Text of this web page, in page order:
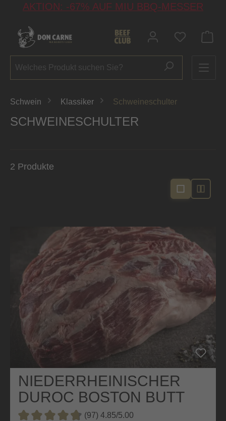
springen
AKTION: -67% AUF MIU BBQ-MESSER
Du hast 0
Schwein Klassiker Schweineschulter
SCHWEINESCHULTER
2 Produkte
NIEDERRHEINISCHER
DUROC BOSTON BUTT
(97) 4.85/5.00